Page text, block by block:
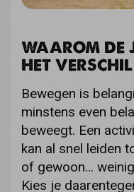
WAAROM DE
HET
Bewegen is
minstens even
beweegt. Een
kan al snel leiden
of gewoon…
Kies je